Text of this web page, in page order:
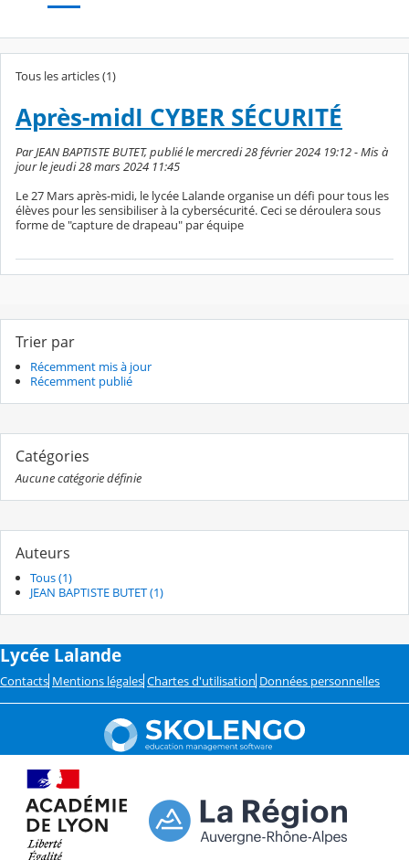
Tous les articles (1)
Après-midI CYBER SÉCURITÉ
Par JEAN BAPTISTE BUTET, publié le mercredi 28 février 2024 19:12 - Mis à
jour le jeudi 28 mars 2024 11:45
Le 27 Mars après-midi, le lycée Lalande organise un défi pour tous les
élèves pour les sensibiliser à la cybersécurité. Ceci se déroulera sous
forme de "capture de drapeau" par équipe
Trier par
Récemment mis à jour
Récemment publié
Catégories
Aucune catégorie définie
Auteurs
Tous (1)
JEAN BAPTISTE BUTET (1)
Lycée Lalande
Contacts Mentions légales Chartes d'utilisation Données personnelles